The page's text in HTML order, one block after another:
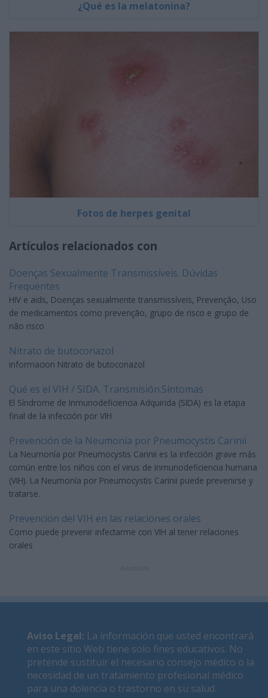
¿Qué es la melatonina?
Fotos de herpes genital
Artículos relacionados con
Doenças Sexualmente Transmissíveis. Dúvidas
Frequentes
HIV e aids, Doenças sexualmente transmissíveis, Prevenção, Uso
de medicamentos como prevenção, grupo de risco e grupo de
não risco
Nitrato de butoconazol
informacion Nitrato de butoconazol
Qué es el VIH / SIDA. Transmisión.Síntomas
El Síndrome de Inmunodeficiencia Adquirida (SIDA) es la etapa
final de la infección por VIH
Prevención de la Neumonía por Pneumocystis Carinii
La Neumonía por Pneumocystis Carinii es la infección grave más
común entre los niños con el virus de inmunodeficiencia humana
(VIH). La Neumonía por Pneumocystis Carinii puede prevenirse y
tratarse.
Prevencion del VIH en las relaciones orales
Como puede prevenir infectarme con VIH al tener relaciones
orales
Aviso Legal: La información que usted encontrará
en este sitio Web tiene solo fines educativos. No
pretende sustituir el necesario consejo médico o la
necesidad de un tratamiento profesional médico
para una dolencia o trastorno en su salud.